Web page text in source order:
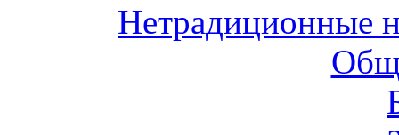
Нетрадиционные